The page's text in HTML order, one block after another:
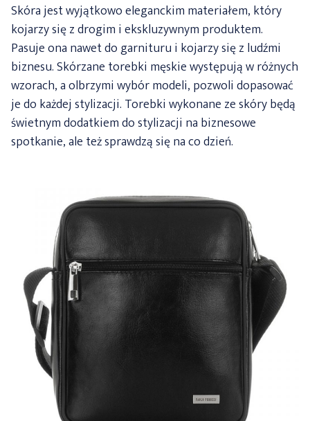
Skóra jest wyjątkowo eleganckim materiałem, który
kojarzy się z drogim i ekskluzywnym produktem.
Pasuje ona nawet do garnituru i kojarzy się z ludźmi
biznesu. Skórzane torebki męskie występują w różnych
wzorach, a olbrzymi wybór modeli, pozwoli dopasować
je do każdej stylizacji. Torebki wykonane ze skóry będą
świetnym dodatkiem do stylizacji na biznesowe
spotkanie, ale też sprawdzą się na co dzień.